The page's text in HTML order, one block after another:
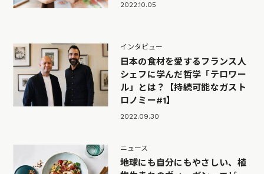
2022.10.05
インタビュー
日本の食材を愛するフランス人
シェフに学んだ哲学「テロワー
ル」とは？【持続可能なガスト
ロノミー#1】
2022.09.30
ニュース
地球にも自分にもやさしい、植